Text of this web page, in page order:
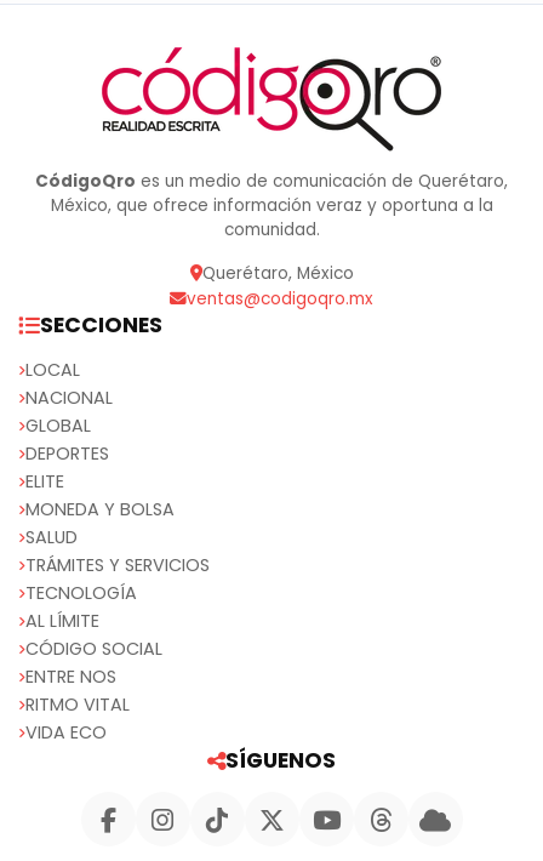
CódigoQro es un medio de comunicación de Querétaro,
México, que ofrece información veraz y oportuna a la
comunidad.
Querétaro, México
ventas@codigoqro.mx
SECCIONES
LOCAL
NACIONAL
GLOBAL
DEPORTES
ELITE
MONEDA Y BOLSA
SALUD
TRÁMITES Y SERVICIOS
TECNOLOGÍA
AL LÍMITE
CÓDIGO SOCIAL
ENTRE NOS
RITMO VITAL
VIDA ECO
SÍGUENOS